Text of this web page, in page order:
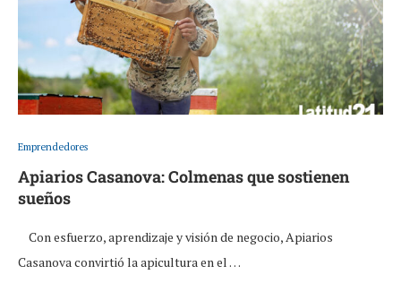
Emprendedores
Apiarios Casanova: Colmenas que sostienen
sueños
Con esfuerzo, aprendizaje y visión de negocio, Apiarios
Casanova convirtió la apicultura en el …